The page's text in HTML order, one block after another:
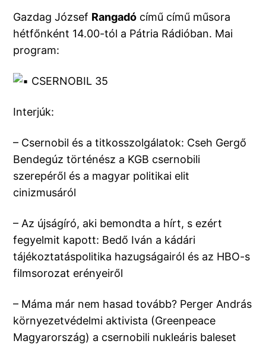
Gazdag József Rangadó című című műsora
hétfőnként 14.00-tól a Pátria Rádióban. Mai
program:
CSERNOBIL 35
Interjúk:
– Csernobil és a titkosszolgálatok: Cseh Gergő
Bendegúz történész a KGB csernobili
szerepéről és a magyar politikai elit
cinizmusáról
– Az újságíró, aki bemondta a hírt, s ezért
fegyelmit kapott: Bedő Iván a kádári
tájékoztatáspolitika hazugságairól és az HBO-s
filmsorozat erényeiről
– Máma már nem hasad tovább? Perger András
környezetvédelmi aktivista (Greenpeace
Magyarország) a csernobili nukleáris baleset